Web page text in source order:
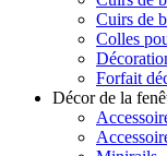
Cuirs de
Colles
Forfait
Décor de la